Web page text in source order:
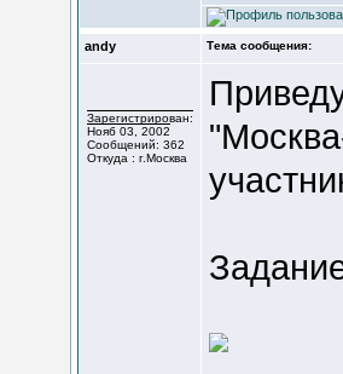
andy Тема сообщения:
Зарегистрирован:
Нояб 03, 2002
Сообщений: 362
Откуда : г.Москва